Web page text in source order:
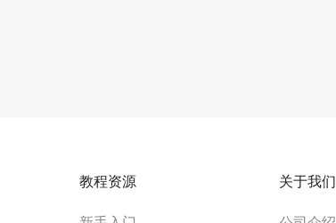
教程资源 关于我们